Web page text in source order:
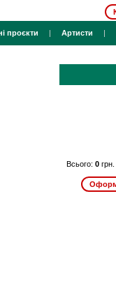
проєкти | Артисти |
Всього: 0 грн.